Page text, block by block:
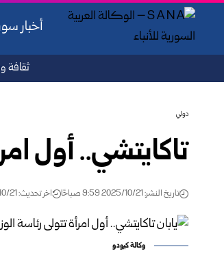
أخبار
ثقافة
دولي
تاكايتشي.. أول
تاريخ النشر: 2025/10/21 9:59 صباحًا اخر تحديث: 2025/10/21 11:33 صباحًا
وكالة كيودو